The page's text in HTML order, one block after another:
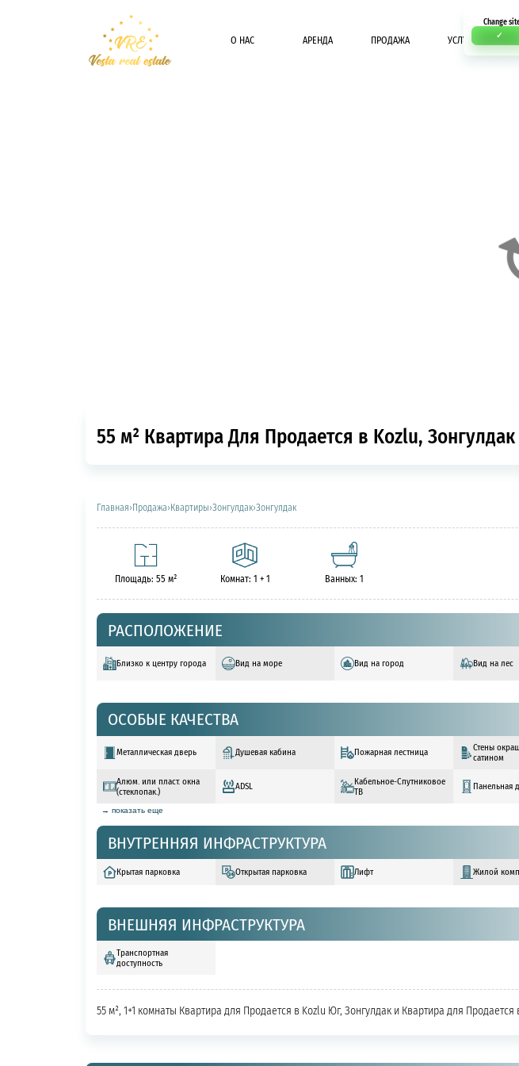
Change
✓
О НАС АРЕНДА ПРОДАЖА УСЛУГИ
55 м² Квартира Для Продается в Kozlu, Зонгулдак
Главная›Продажа›Квартиры›Зонгулдак›Зонгулдак
Площадь: 55 м² Комнат: 1 + 1 Ванных: 1
РАСПОЛОЖЕНИЕ
Близко к центру города Вид на море Вид на город Вид на лес
ОСОБЫЕ КАЧЕСТВА
Металлическая дверь Душевая кабина Пожарная лестница
Стены
сатином
Алюм. или пласт. окна
(стеклопак.)
ADSL
Кабельное-Спутниковое
ТВ
Панельная
→ показать еще
ВНУТРЕННЯЯ ИНФРАСТРУКТУРА
Крытая парковка Открытая парковка Лифт Жилой
ВНЕШНЯЯ ИНФРАСТРУКТУРА
Транспортная
доступность
55 м², 1+1 комнаты Квартира для Продается в Kozlu Юг, Зонгулдак и Квартира для